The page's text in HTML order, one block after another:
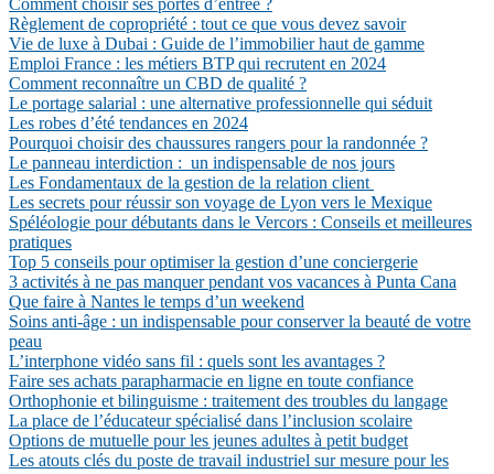
Comment choisir ses portes d’entrée ?
Règlement de copropriété : tout ce que vous devez savoir
Vie de luxe à Dubai : Guide de l’immobilier haut de gamme
Emploi France : les métiers BTP qui recrutent en 2024
Comment reconnaître un CBD de qualité ?
Le portage salarial : une alternative professionnelle qui séduit
Les robes d’été tendances en 2024
Pourquoi choisir des chaussures rangers pour la randonnée ?
Le panneau interdiction : un indispensable de nos jours
Les Fondamentaux de la gestion de la relation client
Les secrets pour réussir son voyage de Lyon vers le Mexique
Spéléologie pour débutants dans le Vercors : Conseils et meilleures
pratiques
Top 5 conseils pour optimiser la gestion d’une conciergerie
3 activités à ne pas manquer pendant vos vacances à Punta Cana
Que faire à Nantes le temps d’un weekend
Soins anti-âge : un indispensable pour conserver la beauté de votre
peau
L’interphone vidéo sans fil : quels sont les avantages ?
Faire ses achats parapharmacie en ligne en toute confiance
Orthophonie et bilinguisme : traitement des troubles du langage
La place de l’éducateur spécialisé dans l’inclusion scolaire
Options de mutuelle pour les jeunes adultes à petit budget
Les atouts clés du poste de travail industriel sur mesure pour les